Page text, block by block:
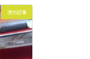
次の記事